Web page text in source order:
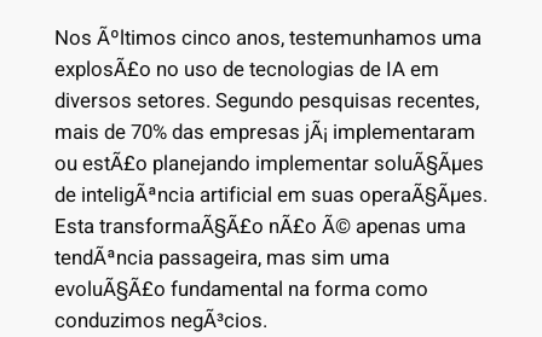
Nos Ãºltimos cinco anos, testemunhamos uma
explosÃ£o no uso de tecnologias de IA em
diversos setores. Segundo pesquisas recentes,
mais de 70% das empresas jÃ¡ implementaram
ou estÃ£o planejando implementar soluÃ§Ãµes
de inteligÃªncia artificial em suas operaÃ§Ãµes.
Esta transformaÃ§Ã£o nÃ£o Ã© apenas uma
tendÃªncia passageira, mas sim uma
evoluÃ§Ã£o fundamental na forma como
conduzimos negÃ³cios.